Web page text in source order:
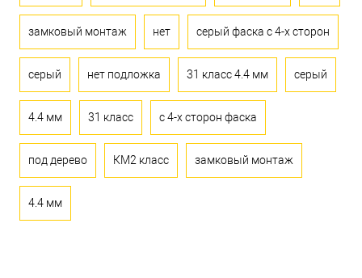
замковый монтаж нет серый фаска с 4-х сторон
серый нет подложка 31 класс 4.4 мм серый
4.4 мм 31 класс с 4-х сторон фаска
под дерево КМ2 класс замковый монтаж
4.4 мм